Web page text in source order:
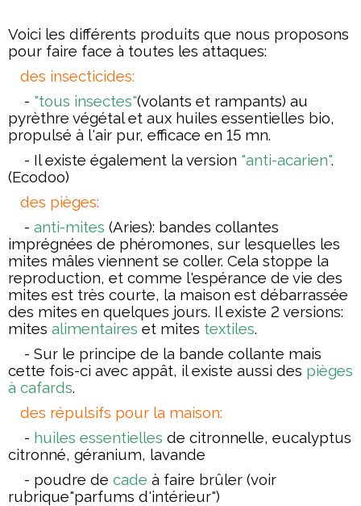
Voici les différents produits que nous proposons
pour faire face à toutes les attaques:
des insecticides:
- "tous insectes"(volants et rampants) au
pyrèthre végétal et aux huiles essentielles bio,
propulsé à l'air pur, efficace en 15 mn.
- Il existe également la version "anti-acarien".
(Ecodoo)
des pièges:
- anti-mites (Aries): bandes collantes
imprégnées de phéromones, sur lesquelles les
mites mâles viennent se coller. Cela stoppe la
reproduction, et comme l'espérance de vie des
mites est très courte, la maison est débarrassée
des mites en quelques jours. Il existe 2 versions:
mites alimentaires et mites textiles.
- Sur le principe de la bande collante mais
cette fois-ci avec appât, il existe aussi des pièges
à cafards.
des répulsifs pour la maison:
- huiles essentielles de citronnelle, eucalyptus
citronné, géranium, lavande
- poudre de cade à faire brûler (voir
rubrique"parfums d'intérieur")